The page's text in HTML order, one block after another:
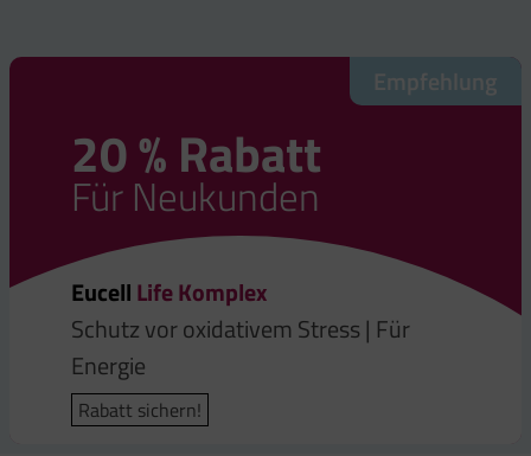
Empfehlung
20 % Rabatt
Für Neukunden
EucellLife Komplex
Schutz vor oxidativem Stress | Für
Energie
Rabatt sichern!